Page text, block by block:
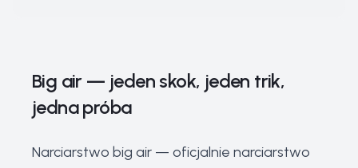
Big air — jeden skok, jeden trik,
jedna próba
Narciarstwo big air — oficjalnie narciarstwo